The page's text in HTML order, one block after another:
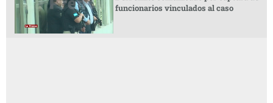
funcionarios vinculados al caso